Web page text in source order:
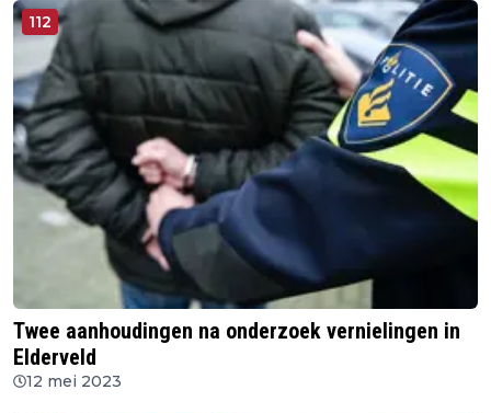
112
Twee aanhoudingen na onderzoek vernielingen in
Elderveld
12 mei 2023